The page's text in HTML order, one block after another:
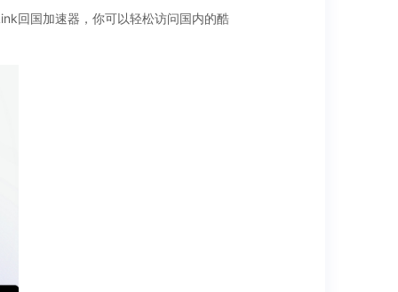
回国加速器，你可以轻松访问国内的酷